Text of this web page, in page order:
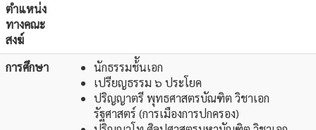
ตำแหน่ง
ทางคณะ
สงฆ์
การศึกษา
นักธรรมช้ันเอก
เปรียญธรรม ๖ ประโยค
ปริญญาตรี พุทธศาสตรบัณฑิต วิชาเอก
รัฐศาสตร์ (การเมืองการปกครอง)